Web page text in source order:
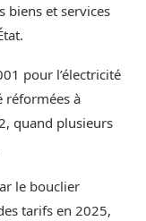
biens et services
pour l’électricité
réformées à
quand plusieurs
le bouclier
tarifs en 2025,